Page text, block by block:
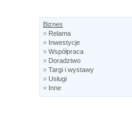
Biznes
» Relama
» Inwestycje
» Współpraca
» Doradztwo
» Targi i wystawy
» Usługi
» Inne